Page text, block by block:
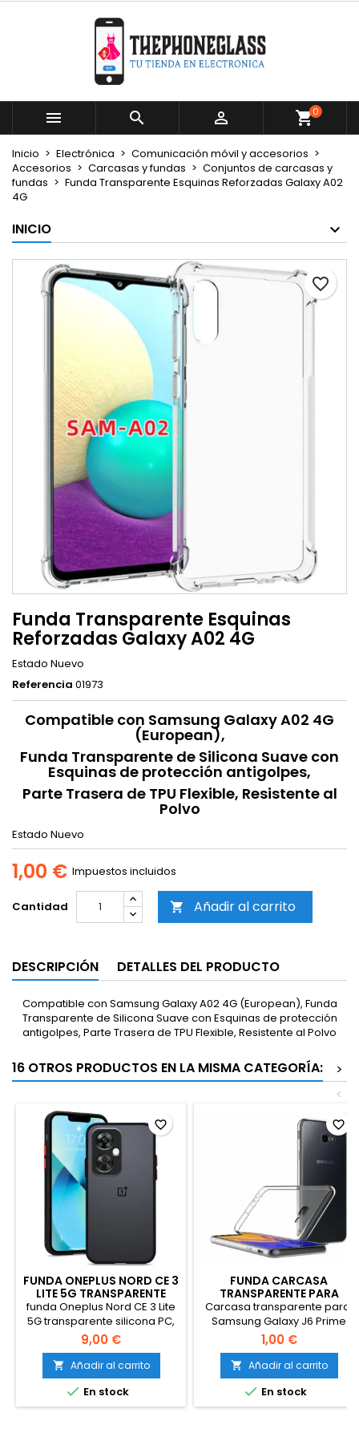
   0
Inicio Electrónica
Comunicación móvil y accesorios
Accesorios
Carcasas y fundas
Conjuntos de carcasas y
fundas
Funda Transparente Esquinas Reforzadas Galaxy A02
4G
INICIO
Funda Transparente Esquinas
Reforzadas Galaxy A02 4G
Estado Nuevo
Referencia 01973
Compatible con Samsung Galaxy A02 4G
(European),
Funda Transparente de Silicona Suave con
Esquinas de protección antigolpes,
Parte Trasera de TPU Flexible, Resistente al
Polvo
Estado Nuevo
1,00 € Impuestos incluidos
Cantidad  Añadir al carrito
favorite_border
DESCRIPCIÓN DETALLES DEL PRODUCTO
Compatible con Samsung Galaxy A02 4G (European), Funda
Transparente de Silicona Suave con Esquinas de protección
antigolpes, Parte Trasera de TPU Flexible, Resistente al Polvo
16 OTROS PRODUCTOS EN LA MISMA CATEGORÍA:
>
<
FUNDA ONEPLUS NORD CE 3
LITE 5G TRANSPARENTE
NEGRA
funda Oneplus Nord CE 3 Lite
5G transparente silicona PC,
funda Oneplus Nord CE 3 Lite
5G antigolpes fina
antiarañazos protección
case (negro)
9,00 €
 Añadir al carrito
 En stock
favorite_border
FUNDA CARCASA
TRANSPARENTE PARA
SAMSUNG GALAXY J6
PRIME/ J6 PLUS
Carcasa transparente para:
Samsung Galaxy J6 Prime
Samsung Galaxy J6 Plus
1,00 €
 Añadir al carrito
 En stock
favorite_border
Mi lista de deseos
Crear nueva lista
Crear lista de deseos
Nombre de la lista de deseos
Cancelar Crear lista de deseos
Iniciar sesión
Debe iniciar sesión para guardar productos en su
lista de deseos.
Cancelar Iniciar sesión